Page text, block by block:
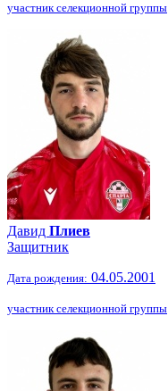
участник селекционной группы
Давид Плиев
Защитник
Дата рождения: 04.05.2001
участник селекционной группы